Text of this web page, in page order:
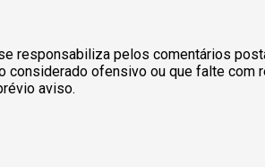
responsabiliza pelos comentários
considerado ofensivo ou que falte
aviso.